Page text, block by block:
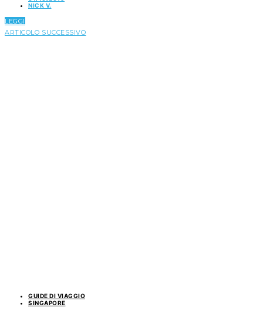
NICK V.
LEGGI
ARTICOLO SUCCESSIVO
GUIDE DI VIAGGIO
SINGAPORE